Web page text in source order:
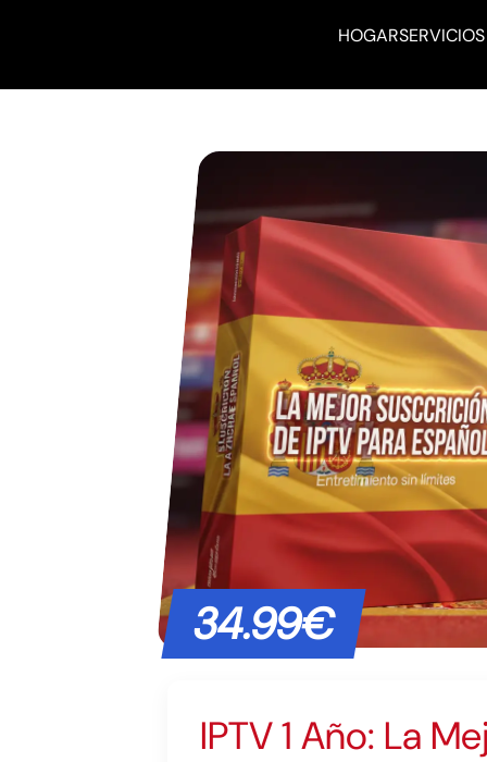
HOGARSERVICIOS
34.99€
IPTV 1 Año: La